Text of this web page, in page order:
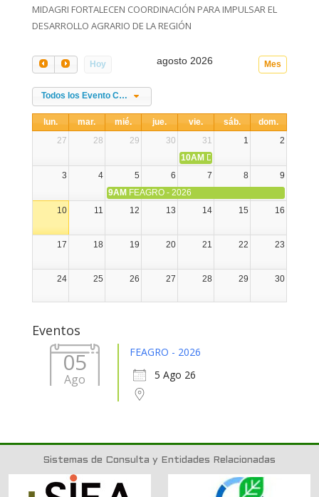
MIDAGRI FORTALECEN COORDINACIÓN PARA IMPULSAR EL
DESARROLLO AGRARIO DE LA REGIÓN
Hoy Mes
agosto 2026
Todos los Evento Categories
lun. mar. mié. jue. vie. sáb.
dom.
27
28 29 30 31 1
2
10AM DIA NACIONAL DE LA
3
4 5 6 7 8
9
9AM FEAGRO - 2026
10
11 12 13 14 15 16
17 18 19 20 21 22 23
24 25 26 27 28 29 30
Eventos
05
Ago
FEAGRO - 2026
5 Ago 26
Sistemas de Consulta y Entidades Relacionadas